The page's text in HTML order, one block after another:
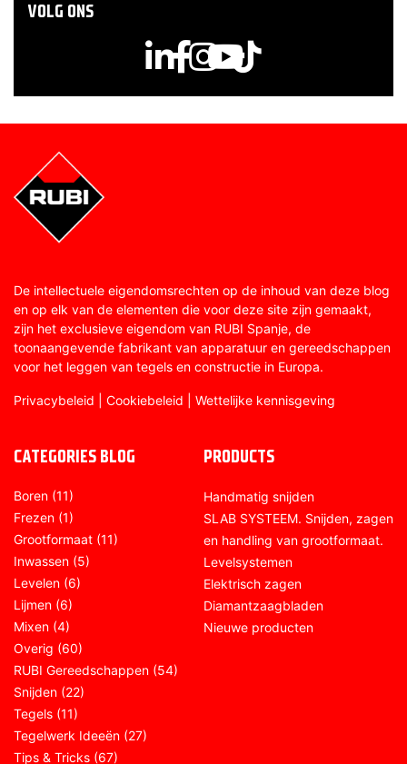
VOLG ONS
De intellectuele eigendomsrechten op de inhoud van deze blog
en op elk van de elementen die voor deze site zijn gemaakt,
zijn het exclusieve eigendom van RUBI Spanje, de
toonaangevende fabrikant van apparatuur en gereedschappen
voor het leggen van tegels en constructie in Europa.
Privacybeleid Cookiebeleid Wettelijke kennisgeving
CATEGORIES BLOG
Boren (11)
Frezen (1)
Grootformaat (11)
Inwassen (5)
Levelen (6)
Lijmen (6)
Mixen (4)
Overig (60)
RUBI Gereedschappen (54)
Snijden (22)
Tegels (11)
Tegelwerk Ideeën (27)
Tips & Tricks (67)
PRODUCTS
Handmatig snijden
SLAB SYSTEEM. Snijden, zagen
en handling van grootformaat.
Levelsystemen
Elektrisch zagen
Diamantzaagbladen
Nieuwe producten